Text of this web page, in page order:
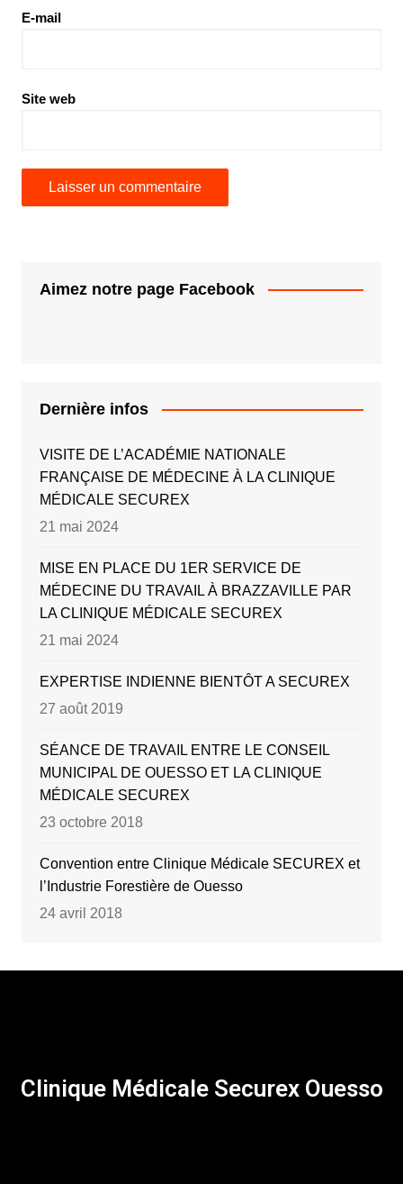
E-mail
Site web
Aimez notre page Facebook
Dernière infos
VISITE DE L’ACADÉMIE NATIONALE
FRANÇAISE DE MÉDECINE À LA CLINIQUE
MÉDICALE SECUREX
21 mai 2024
MISE EN PLACE DU 1ER SERVICE DE
MÉDECINE DU TRAVAIL À BRAZZAVILLE PAR
LA CLINIQUE MÉDICALE SECUREX
21 mai 2024
EXPERTISE INDIENNE BIENTÔT A SECUREX
27 août 2019
SÉANCE DE TRAVAIL ENTRE LE CONSEIL
MUNICIPAL DE OUESSO ET LA CLINIQUE
MÉDICALE SECUREX
23 octobre 2018
Convention entre Clinique Médicale SECUREX et
l’Industrie Forestière de Ouesso
24 avril 2018
Clinique Médicale Securex Ouesso